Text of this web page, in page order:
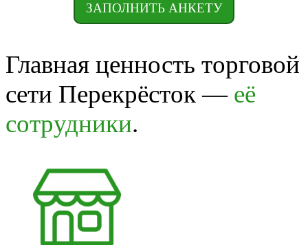
ЗАПОЛНИТЬ АНКЕТУ
Главная ценность торговой
сети Перекрёсток — её
сотрудники.